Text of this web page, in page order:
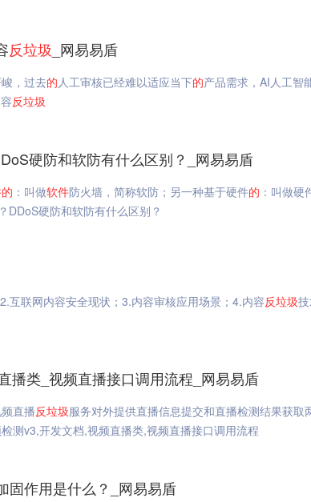
反垃圾 _网易易盾
，过去的人工审核已经难以适应当下的产品需求，AI人工智
反垃圾
硬防和软防有什么区别？_网易易盾
的 ：叫做软件防火墙，简称软防；另一种基于硬件的 ：叫做
DDoS硬防和软防有什么区别？
互联网内容安全现状；3.内容审核应用场景；4.内容反垃圾
播类_视频直播接口调用流程_网易易盾
直播反垃圾服务对外提供直播信息提交和直播检测结果获
测v3,开发文档,视频直播类,视频直播接口调用流程
固作用是什么？_网易易盾